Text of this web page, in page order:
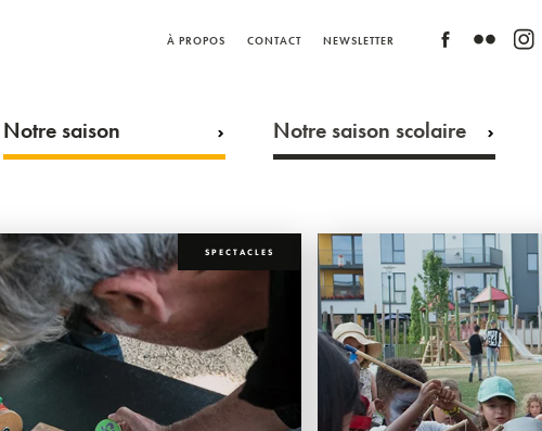
À PROPOS CONTACT NEWSLETTER
Notre saison Notre saison scolaire
SPECTACLES